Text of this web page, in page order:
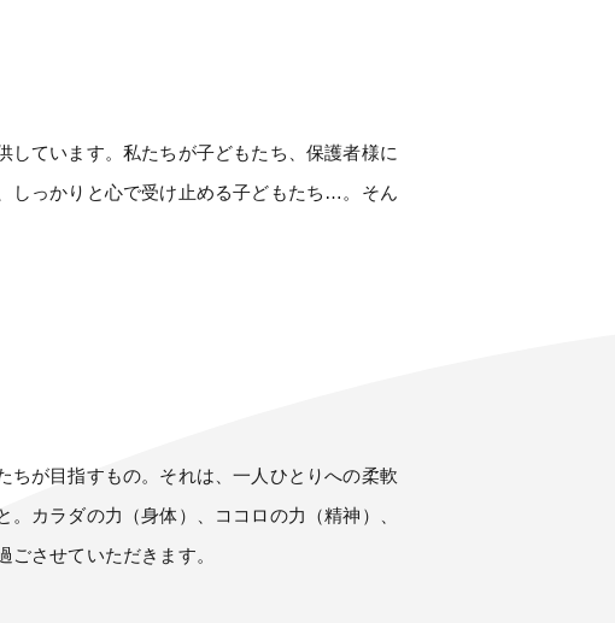
ています。私たちが子どもたち、保護者様に
しっかりと心で受け止める子どもたち…。そん
ちが目指すもの。それは、一人ひとりへの柔軟
カラダの力（身体）、ココロの力（精神）、
させていただきます。